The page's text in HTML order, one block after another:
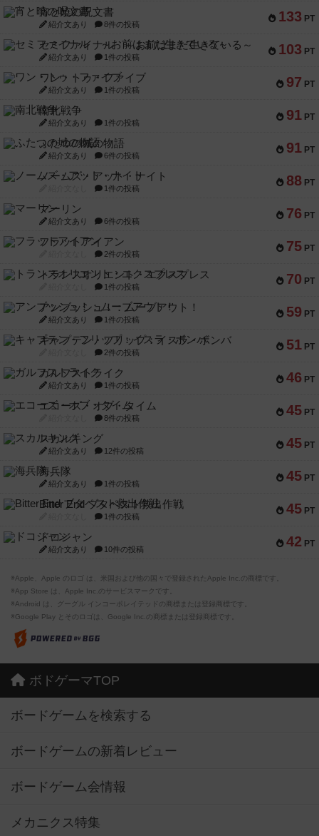
133 PT
宵と暁の呪文書
紹介文あり 8件の投稿
103 PT
セミファイナル ～お前はまだ生きている～
紹介文あり 1件の投稿
97 PT
ワン・トゥ・ファイブ
紹介文あり 1件の投稿
91 PT
南北戦争
紹介文あり 1件の投稿
91 PT
ふたつの城の物語
紹介文あり 6件の投稿
88 PT
ノームズ・アット・ナイト
1件の投稿
76 PT
マーリン
紹介文あり 6件の投稿
75 PT
フラットアイアン
2件の投稿
70 PT
トランスオリエント・エクスプレス
1件の投稿
59 PT
アンブッシュ！：ムーブアウト！
紹介文あり 1件の投稿
51 PT
キャプテン・フリップ：イスラ・ボンバ
2件の投稿
46 PT
ガルフストライク
紹介文あり 1件の投稿
45 PT
エコーズ・オブ・タイム
8件の投稿
45 PT
スカルキング
紹介文あり 12件の投稿
45 PT
海兵隊
紹介文あり 1件の投稿
45 PT
Bitter End ブタペスト救出作戦
1件の投稿
42 PT
ドコジャン
紹介文あり 10件の投稿
※Apple、Apple のロゴ は、米国および他の国々で登録されたApple Inc.の商標です。
※App Store は、Apple Inc.のサービスマークです。
※Android は、グーグル インコーポレイテッドの商標または登録商標です。
※Google Play とそのロゴは、Google Inc.の商標または登録商標です。
ボドゲーマTOP
ボードゲームを検索する
ボードゲームの新着レビュー
ボードゲーム会情報
メカニクス特集